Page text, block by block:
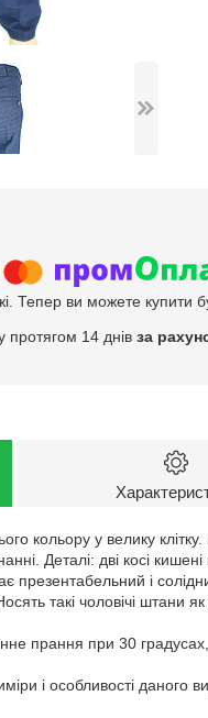
Тепер ви можете купити
протягом 14 днів за
кольору у велику
Деталі: дві косі
презентабельний і
такі чоловічі штани
прання при 30
і особливості